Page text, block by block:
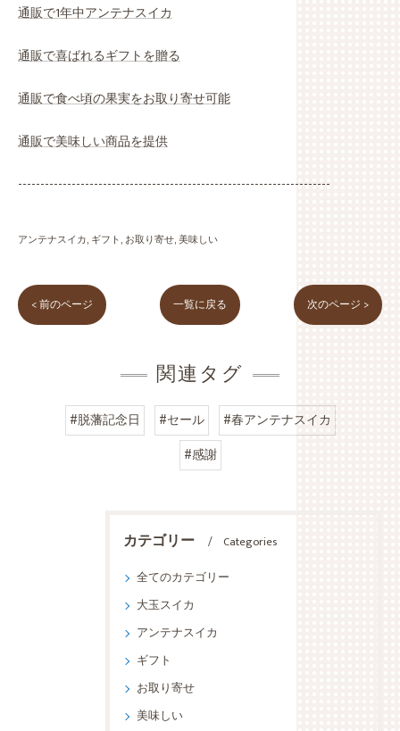
通販で1年中アンテナスイカ
通販で喜ばれるギフトを贈る
通販で食べ頃の果実をお取り寄せ可能
通販で美味しい商品を提供
----------------------------------------------------------------------
アンテナスイカ ギフト お取り寄せ 美味しい
< 前のページ 一覧に戻る 次のページ >
関連タグ
#脱藩記念日 #セール
#春アンテナスイカ
#感謝
カテゴリー
Categories
全てのカテゴリー
大玉スイカ
アンテナスイカ
ギフト
お取り寄せ
美味しい